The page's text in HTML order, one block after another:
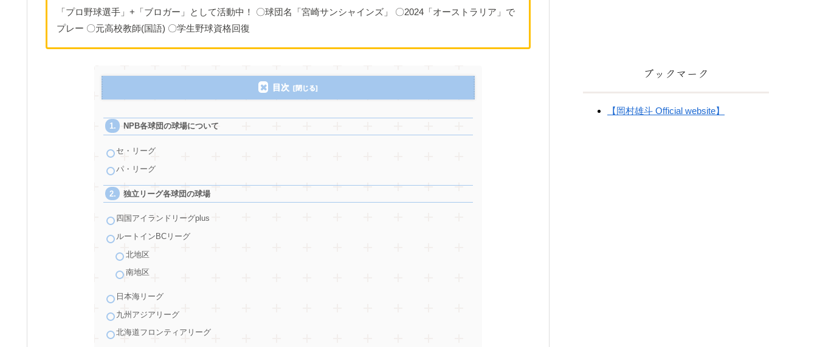
「プロ野球選手」+「ブロガー」として活動中！ 〇球団名「宮崎サンシャインズ」 〇2024「オーストラリア」で
プレー 〇元高校教師(国語) 〇学生野球資格回復
目次
NPB各球団の球場について
セ・リーグ
パ・リーグ
独立リーグ各球団の球場
四国アイランドリーグplus
ルートインBCリーグ
北地区
南地区
日本海リーグ
九州アジアリーグ
北海道フロンティアリーグ
ブックマーク
【岡村雄斗 Official website】